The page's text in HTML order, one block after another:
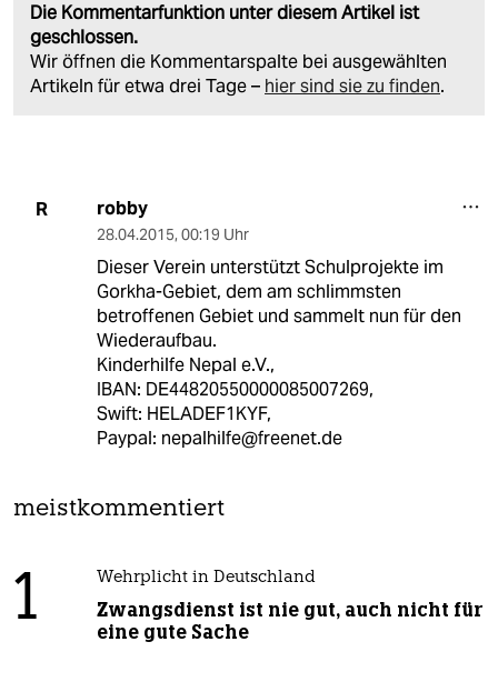
Die Kommentarfunktion unter diesem Artikel ist
geschlossen.
Wir öffnen die Kommentarspalte bei ausgewählten
Artikeln für etwa drei Tage – hier sind sie zu finden.
R robby
28.04.2015, 00:19 Uhr
Dieser Verein unterstützt Schulprojekte im
Gorkha-Gebiet, dem am schlimmsten
betroffenen Gebiet und sammelt nun für den
Wiederaufbau.
Kinderhilfe Nepal e.V.,
IBAN: DE44820550000085007269,
Swift: HELADEF1KYF,
Paypal: nepalhilfe@freenet.de
meistkommentiert
1 Wehrplicht in Deutschland
Zwangsdienst ist nie gut, auch nicht für
eine gute Sache